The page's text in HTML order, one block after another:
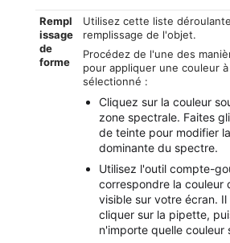
Rempl
issage
de
forme
Utilisez cette liste
remplissage de l'objet.
Procédez de l'une des
pour appliquer une couleur
sélectionné :
Cliquez sur la couleur
zone spectrale. Faites
de teinte pour modifier
dominante du spectre.
Utilisez l'outil compte-
correspondre la couleur
visible sur votre écran.
cliquer sur la pipette,
n'importe quelle couleur